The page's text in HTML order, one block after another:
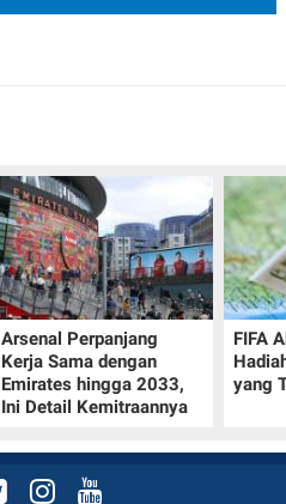
Arsenal Perpanjang
Kerja Sama dengan
Emirates hingga 2033,
Ini Detail Kemitraannya
FIFA
yang